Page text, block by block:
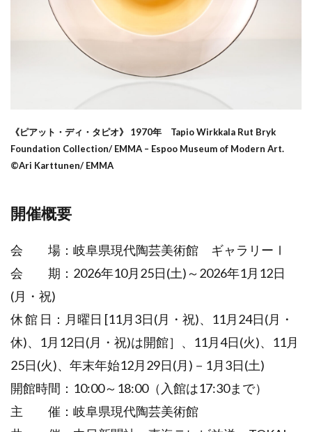
《ピアット・ディ・タピオ》 1970年 Tapio Wirkkala Rut Bryk
Foundation Collection/ EMMA – Espoo Museum of Modern Art.
©Ari Karttunen/ EMMA
開催概要
会 場：岐阜県現代陶芸美術館 ギャラリーⅠ
会 期：2026年10月25日(土)～2026年1月12日
(月・祝)
休 館 日：月曜日 [11月3日(月・祝)、11月24日(月・
休)、1月12日(月・祝)は開館］、11月4日(火)、11月
25日(火)、年末年始12月29日(月)－1月3日(土)
開館時間：10:00～18:00（入館は17:30まで）
主 催：岐阜県現代陶芸美術館